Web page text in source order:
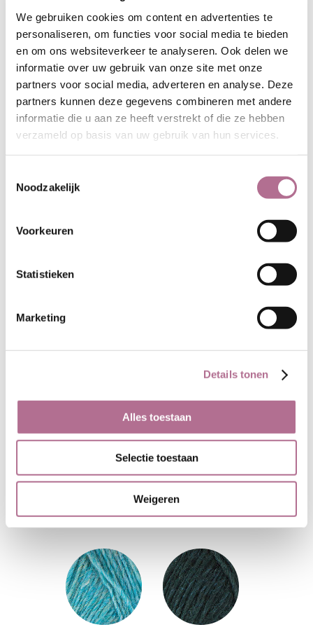
We gebruiken cookies om content en advertenties te
personaliseren, om functies voor social media te bieden
en om ons websiteverkeer te analyseren. Ook delen we
informatie over uw gebruik van onze site met onze
partners voor social media, adverteren en analyse. Deze
partners kunnen deze gegevens combineren met andere
informatie die u aan ze heeft verstrekt of die ze hebben
verzameld op basis van uw gebruik van hun services.
Noodzakelijk
Voorkeuren
Statistieken
Marketing
Details tonen
Alles toestaan
Selectie toestaan
Weigeren